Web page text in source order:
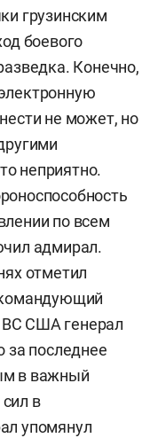
грузинским
боевого
Конечно,
не может, но
неприятно.
по всем
адмирал.
отметил
США генерал
за последнее
в важный
в
упомянул